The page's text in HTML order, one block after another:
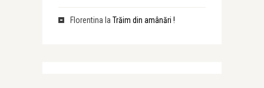
Florentina la Trăim din amânări !